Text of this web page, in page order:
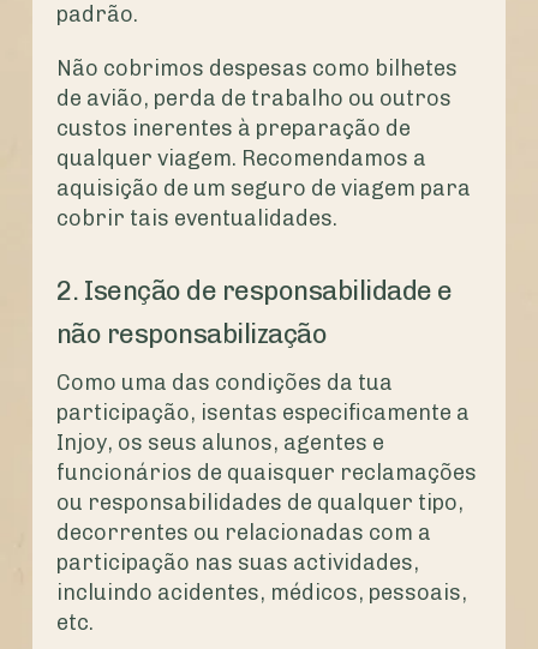
padrão.
Não cobrimos despesas como bilhetes
de avião, perda de trabalho ou outros
custos inerentes à preparação de
qualquer viagem. Recomendamos a
aquisição de um seguro de viagem para
cobrir tais eventualidades.
2. Isenção de responsabilidade e
não responsabilização
Como uma das condições da tua
participação, isentas especificamente a
Injoy, os seus alunos, agentes e
funcionários de quaisquer reclamações
ou responsabilidades de qualquer tipo,
decorrentes ou relacionadas com a
participação nas suas actividades,
incluindo acidentes, médicos, pessoais,
etc.